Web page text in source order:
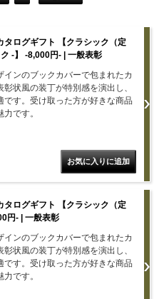
タログギフト 【クラシック（定
-】 -8,000円- | 一般表彰
インのブックカバーで包まれたカ
彰状風の装丁が特別感を演出し、
です。受け取った方が好きな商品
です。
タログギフト 【クラシック（定
円- | 一般表彰
インのブックカバーで包まれたカ
彰状風の装丁が特別感を演出し、
です。受け取った方が好きな商品
です。